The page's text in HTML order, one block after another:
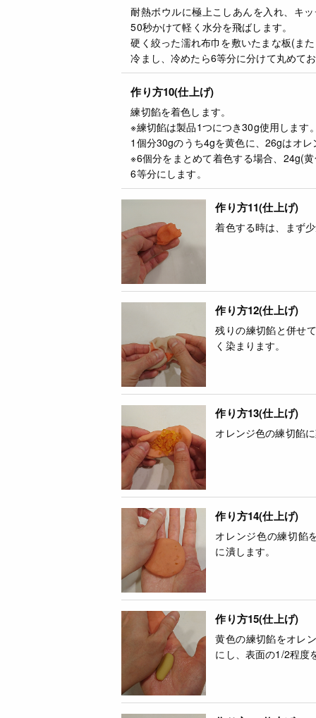
耐熱ボウルに極上こしあんを入れ、キ
50秒かけて軽く水分を飛ばします。
硬く絞った濡れ布巾を敷いたまな板(ま
冷まし、冷めたら6等分に分けて丸めて
作り方10(仕上げ)
練切餡を着色します。
※練切餡は製品1つにつき30g使用します
1個分30gのうち4gを黄色に、26gはオ
※6個分をまとめて着色する場合、24g(
6等分にします。
作り方11(仕上げ)
着色する時は、まず
作り方12(仕上げ)
残りの練切餡と併せ
く染まります。
作り方13(仕上げ)
オレンジ色の練切餡
作り方14(仕上げ)
オレンジ色の練切餡
に潰します。
作り方15(仕上げ)
黄色の練切餡をオレ
にし、表面の1/2程度